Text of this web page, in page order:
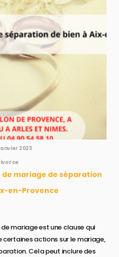
2023
en-Provence
certaines actions sur le mariage,
Cela peut inclure des